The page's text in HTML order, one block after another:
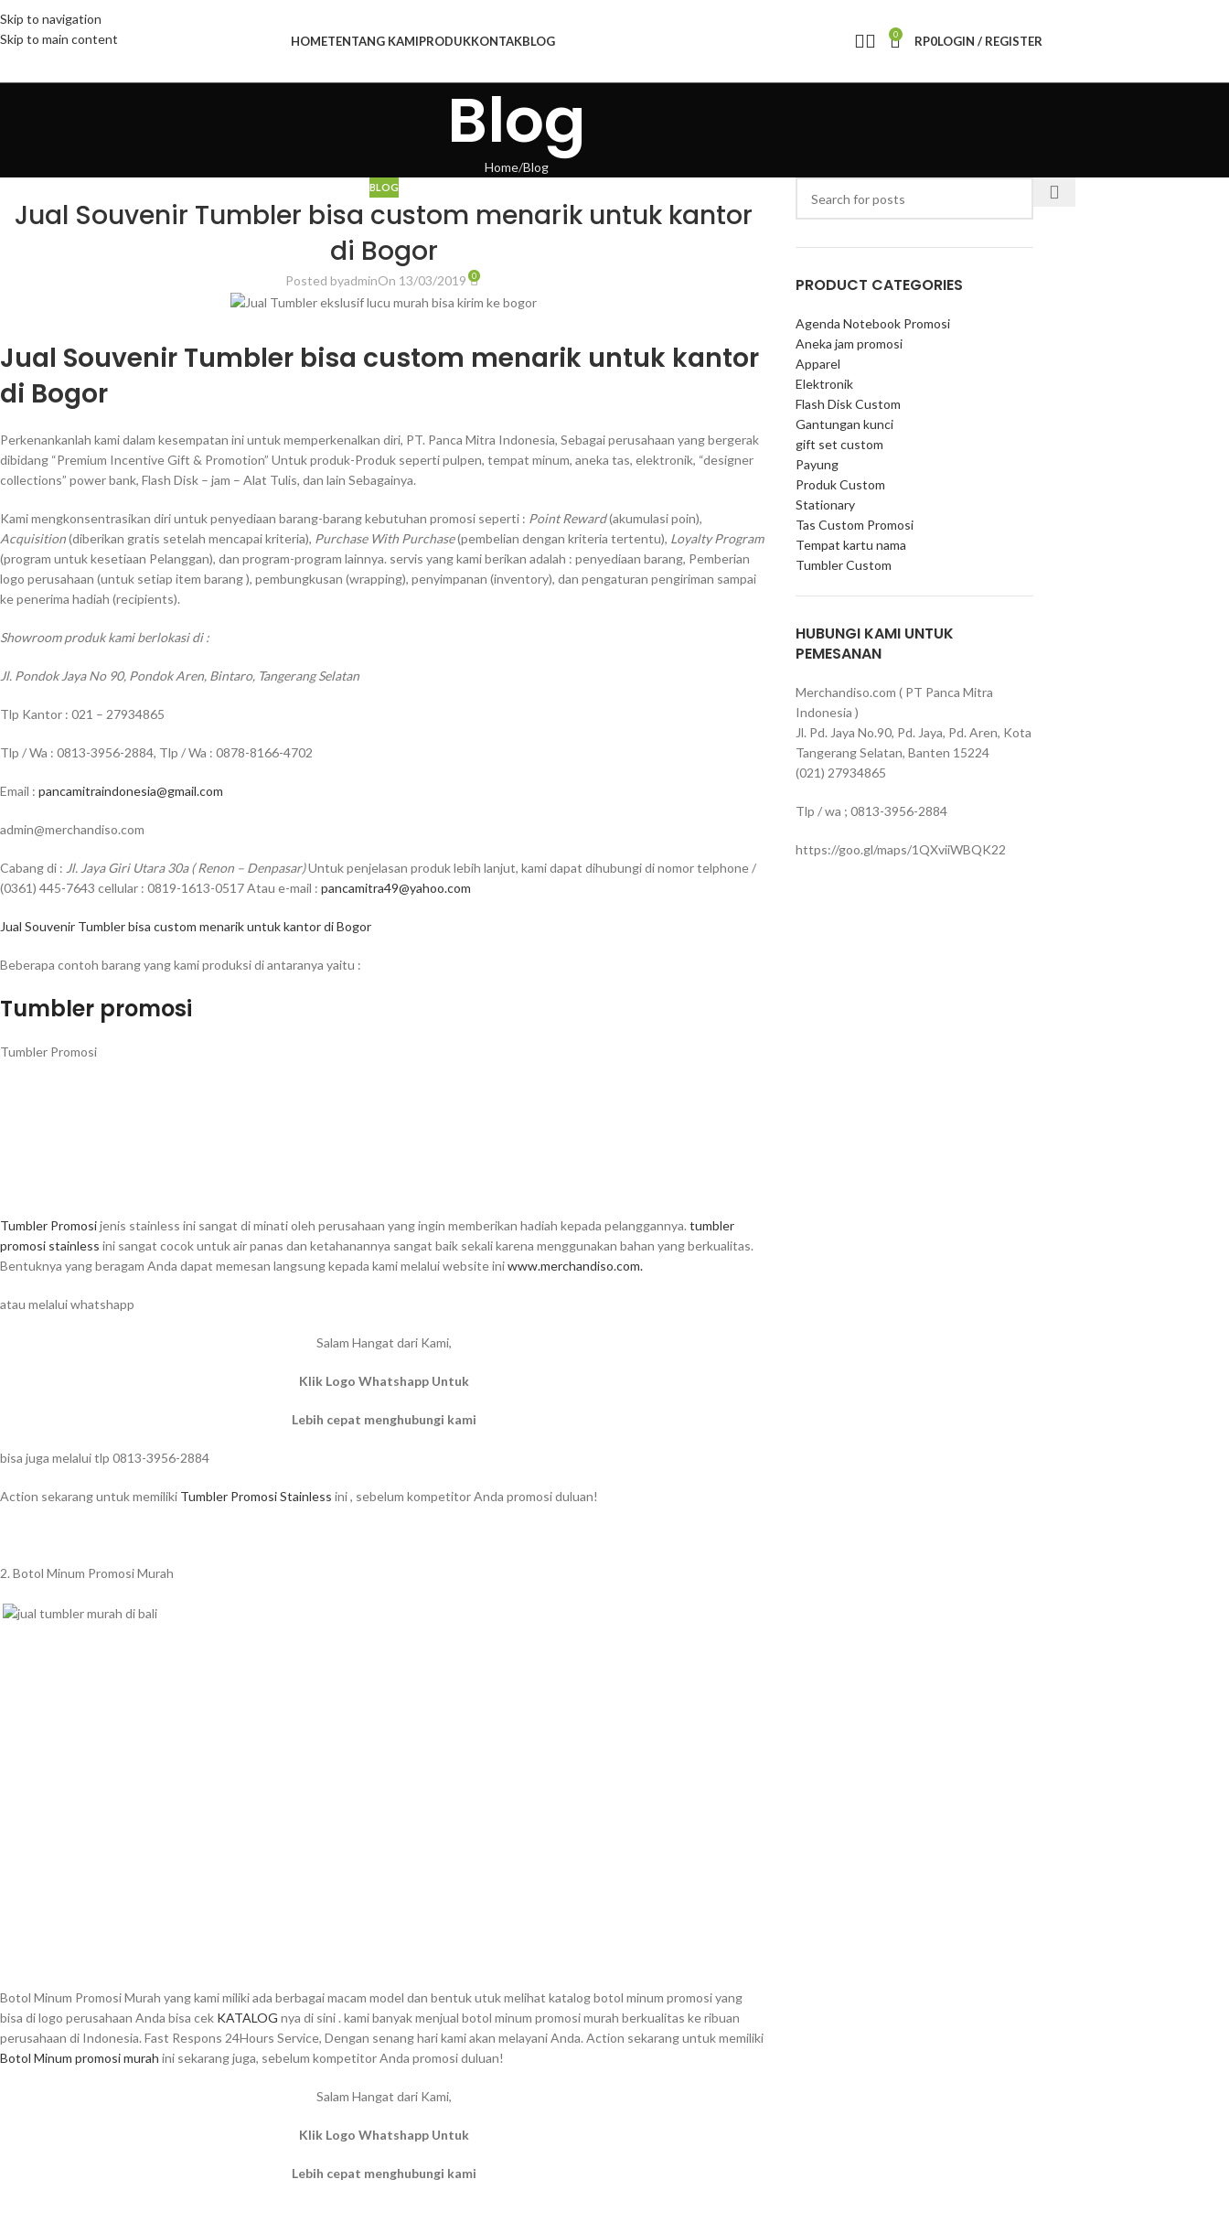
Skip to navigation
Skip to main content
HOMETENTANG KAMIPRODUKKONTAKBLOG 0 RP0LOGIN / REGISTER
Blog
Home Blog
BLOG
Jual Souvenir Tumbler bisa custom menarik untuk kantor
di Bogor
Posted byadminOn 13/03/2019 0
Jual Souvenir Tumbler bisa custom menarik untuk kantor
di Bogor
Perkenankanlah kami dalam kesempatan ini untuk memperkenalkan diri, PT. Panca Mitra Indonesia, Sebagai perusahaan yang bergerak
dibidang “Premium Incentive Gift & Promotion” Untuk produk-Produk seperti pulpen, tempat minum, aneka tas, elektronik, “designer
collections” power bank, Flash Disk – jam – Alat Tulis, dan lain Sebagainya.
Kami mengkonsentrasikan diri untuk penyediaan barang-barang kebutuhan promosi seperti : Point Reward(akumulasi poin),
Acquisition(diberikan gratis setelah mencapai kriteria), Purchase With Purchase(pembelian dengan kriteria tertentu), Loyalty Program
(program untuk kesetiaan Pelanggan), dan program-program lainnya. servis yang kami berikan adalah : penyediaan barang, Pemberian
logo perusahaan (untuk setiap item barang ), pembungkusan (wrapping), penyimpanan (inventory), dan pengaturan pengiriman sampai
ke penerima hadiah (recipients).
Showroom produk kami berlokasi di :
Jl. Pondok Jaya No 90, Pondok Aren, Bintaro, Tangerang Selatan
Tlp Kantor : 021 – 27934865
Tlp / Wa : 0813-3956-2884, Tlp / Wa : 0878-8166-4702
Email : pancamitraindonesia@gmail.com
admin@merchandiso.com
Cabang di : Jl. Jaya Giri Utara 30a ( Renon – Denpasar)Untuk penjelasan produk lebih lanjut, kami dapat dihubungi di nomor telphone /
(0361) 445-7643 cellular : 0819-1613-0517 Atau e-mail : pancamitra49@yahoo.com
Jual Souvenir Tumbler bisa custom menarik untuk kantor di Bogor
Beberapa contoh barang yang kami produksi di antaranya yaitu :
Tumbler promosi
Tumbler Promosi
Tumbler Promosijenis stainless ini sangat di minati oleh perusahaan yang ingin memberikan hadiah kepada pelanggannya. tumbler
promosi stainless ini sangat cocok untuk air panas dan ketahanannya sangat baik sekali karena menggunakan bahan yang berkualitas.
Bentuknya yang beragam Anda dapat memesan langsung kepada kami melalui website iniwww.merchandiso.com.
atau melalui whatshapp
Salam Hangat dari Kami,
Klik Logo Whatshapp Untuk
Lebih cepat menghubungi kami
bisa juga melalui tlp 0813-3956-2884
Action sekarang untuk memiliki Tumbler Promosi Stainless ini , sebelum kompetitor Anda promosi duluan!
2. Botol Minum Promosi Murah
Botol Minum Promosi Murah yang kami miliki ada berbagai macam model dan bentuk utuk melihat katalog botol minum promosi yang
bisa di logo perusahaan Anda bisa cek KATALOG nya di sini . kami banyak menjual botol minum promosi murah berkualitas ke ribuan
perusahaan di Indonesia. Fast Respons 24Hours Service, Dengan senang hari kami akan melayani Anda. Action sekarang untuk memiliki
Botol Minum promosi murah ini sekarang juga, sebelum kompetitor Anda promosi duluan!
Salam Hangat dari Kami,
Klik Logo Whatshapp Untuk
Lebih cepat menghubungi kami
PRODUCT CATEGORIES
Agenda Notebook Promosi
Aneka jam promosi
Apparel
Elektronik
Flash Disk Custom
Gantungan kunci
gift set custom
Payung
Produk Custom
Stationary
Tas Custom Promosi
Tempat kartu nama
Tumbler Custom
HUBUNGI KAMI UNTUK
PEMESANAN
Merchandiso.com ( PT Panca Mitra
Indonesia )
Jl. Pd. Jaya No.90, Pd. Jaya, Pd. Aren, Kota
Tangerang Selatan, Banten 15224
(021) 27934865
Tlp / wa ; 0813-3956-2884
https://goo.gl/maps/1QXviiWBQK22